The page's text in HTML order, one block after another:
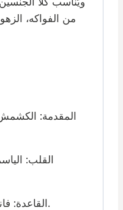
من الفواكه،
المقدمة: الكشمش
القلب:
القاعدة: فانيليا مدغشقر، المسك الأبيض.